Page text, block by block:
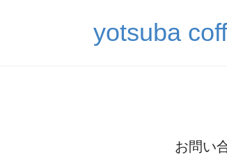
yotsuba
お問い